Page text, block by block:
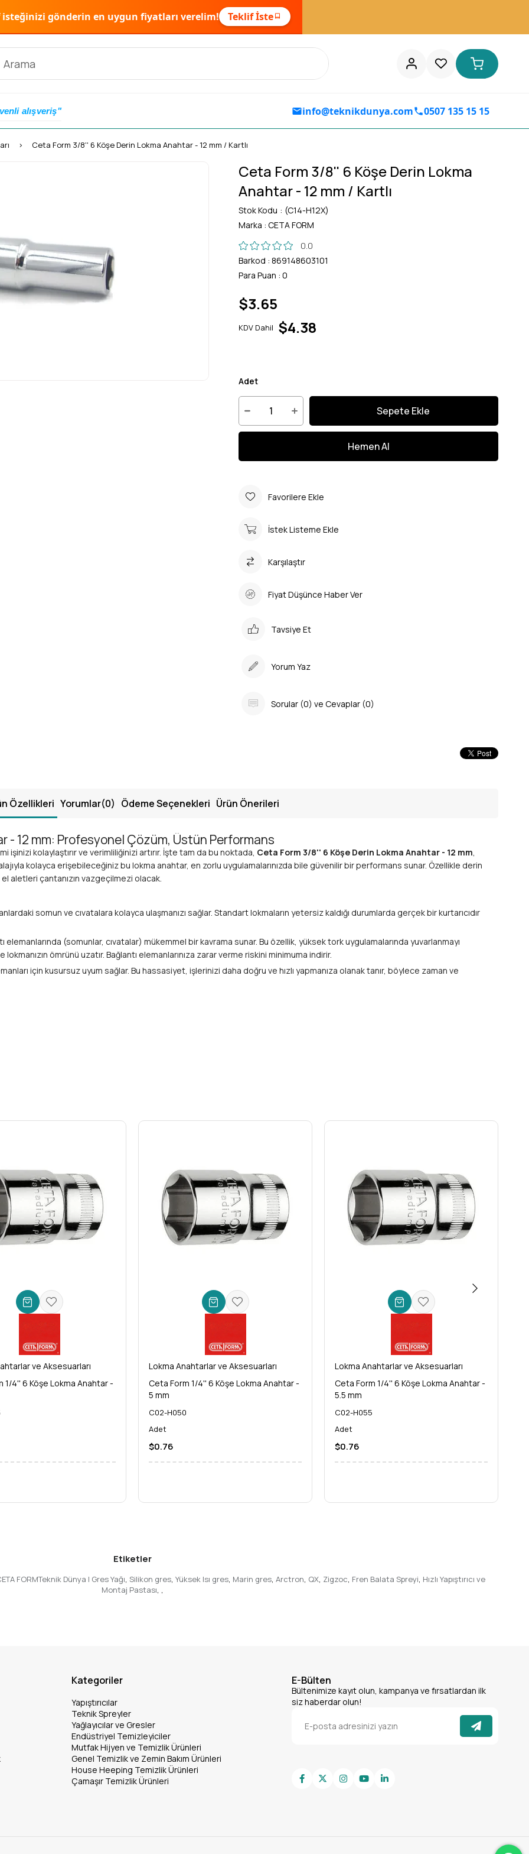
isteğinizi gönderin en uygun fiyatları verelim! Teklif İste
alışveriş" info@teknikdunya.com 0507 135 15 15
Ceta Form 3/8'' 6 Köşe Derin Lokma Anahtar - 12 mm / Kartlı
Ceta Form 3/8'' 6 Köşe Derin Lokma
Anahtar - 12 mm / Kartlı
Stok Kodu
(C14-H12X)
Marka : CETA FORM
0.0
Barkod : 869148603101
Para Puan : 0
$3.65
KDV Dahil $4.38
Adet
Favorilere Ekle
İstek Listeme Ekle
Karşılaştır
Fiyat Düşünce Haber Ver
Tavsiye Et
Yorum Yaz
Sorular (0) ve Cevaplar (0)
Özellikleri Yorumlar(0) Ödeme Seçenekleri Ürün Önerileri
- 12 mm: Profesyonel Çözüm, Üstün Performans
kolaylaştırır ve verimliliğinizi artırır. İşte tam da bu noktada, Ceta Form 3/8'' 6 Köşe Derin Lokma Anahtar - 12 mm,
kolayca erişebileceğiniz bu lokma anahtar, en zorlu uygulamalarınızda bile güvenilir bir performans sunar. Özellikle derin
aletleri çantanızın vazgeçilmezi olacak.
somun ve cıvatalara kolayca ulaşmanızı sağlar. Standart lokmaların yetersiz kaldığı durumlarda gerçek bir kurtarıcıdır
elemanlarında (somunlar, cıvatalar) mükemmel bir kavrama sunar. Bu özellik, yüksek tork uygulamalarında yuvarlanmayı
lokmanızın ömrünü uzatır. Bağlantı elemanlarınıza zarar verme riskini minimuma indirir.
için kusursuz uyum sağlar. Bu hassasiyet, işlerinizi daha doğru ve hızlı yapmanıza olanak tanır, böylece zaman ve
egzoz sistemlerinde bulunan derin somunları ve bujileri sökmek veya sıkmak için idealdir. Oto tamircileri ve araç sahipleri için
ağır sanayi bakımı gibi alanlarda yüksek dayanıklılık ve hassasiyet gerektiren işlerde güvenle kullanılır. Fabrikalarda ve
kullanılan somun ve cıvataların montajı ve demontajında etkilidir.
ile tanınan, güvenilir bir markadır. Bu 12 mm derin lokma anahtar da markanın bu köklü mirasını taşır. Uzun ömürlü kullanımı
bir harcama değil, işlerinizdeki verimliliğe yapılmış bir yatırımdır. Profesyonel ustalar ve bilinçli kullanıcılar için Ceta Form
üstesinden gelmenizi sağlayacak bu ürüne şimdi sahip olun.
ve Aksesuarları
1/4'' 6 Köşe Lokma Anahtar -
Lokma Anahtarlar ve Aksesuarları
Ceta Form 1/4'' 6 Köşe Lokma Anahtar -
5 mm
C02-H050
Adet
$0.76
Lokma Anahtarlar ve Aksesuarları
Ceta Form 1/4'' 6 Köşe Lokma Anahtar -
5.5 mm
C02-H055
Adet
$0.76
Etiketler
FORMTeknik Dünya | Gres Yağı, Silikon gres, Yüksek Isı gres, Marin gres, Arctron, QX, Zigzoc, Fren Balata Spreyi, Hızlı Yapıştırıcı ve
Montaj Pastası, ,
Kategoriler
Yapıştırıcılar
Teknik Spreyler
Yağlayıcılar ve Gresler
Endüstriyel Temizleyiciler
Mutfak Hijyen ve Temizlik Ürünleri
Genel Temizlik ve Zemin Bakım Ürünleri
House Heeping Temizlik Ürünleri
Çamaşır Temizlik Ürünleri
E-Bülten
Bültenimize kayıt olun, kampanya ve fırsatlardan ilk
siz haberdar olun!